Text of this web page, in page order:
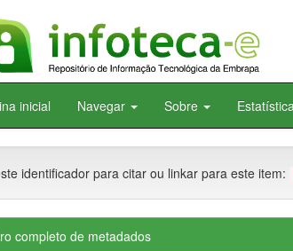
inicial Navegar Sobre
identificador para citar ou linkar para este item:
completo de metadados